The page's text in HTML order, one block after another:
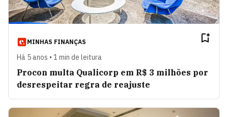
MINHAS FINANÇAS
Há 5 anos • 1 min de leitura
Procon multa Qualicorp em R$ 3 milhões por
desrespeitar regra de reajuste